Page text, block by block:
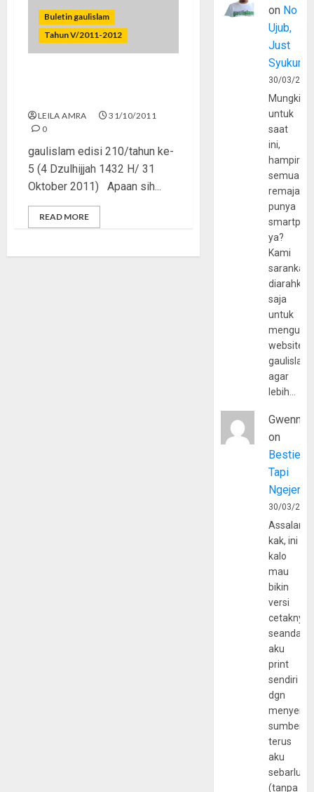
Buletin gaulislam
Tahun V/2011-2012
LEILA AMRA
31/10/2011
0
gaulislam edisi 210/tahun ke-
5 (4 Dzulhijjah 1432 H/ 31
Oktober 2011) Apaan sih...
READ MORE
on No
Ujub,
Just
Syukur
30/03/
Mungkin
untuk
saat
ini,
hampir
semua
remaja
punya
ya?
Kami
sarankan,
diarahkan
saja
untuk
website
agar
lebih…
Gwenny
on
Bestie
Tapi
30/03/
kak, ini
kalo
mau
bikin
versi
cetaknya
aku
print
sendiri
dgn
sumber
terus
aku
(tanpa